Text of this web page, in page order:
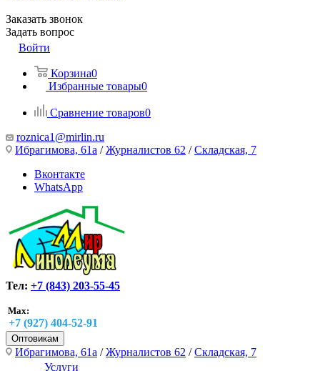
Заказать звонок
Задать вопрос
Войти
Корзина0
Избранные товары0
Сравнение товаров0
roznica1@mirlin.ru
Ибрагимова, 61а /Журналистов 62 /Складская, 7
Вконтакте
WhatsApp
Тел: +7 (843) 203-55-45
Max:
+7 (927) 404-52-91
Оптовикам
Ибрагимова, 61а /Журналистов 62 /Складская, 7
Услуги